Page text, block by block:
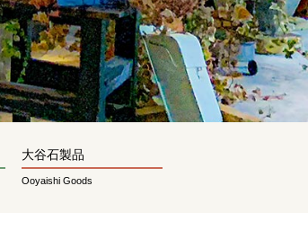
大谷石製品
Ooyaishi Goods